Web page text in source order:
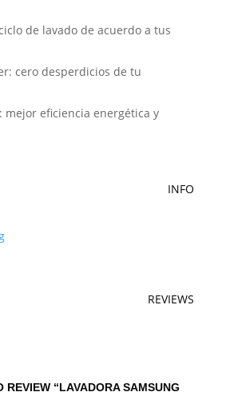
de lavado de acuerdo a tus
cero desperdicios de tu
mejor eficiencia energética y
INFO
REVIEWS
REVIEW “LAVADORA SAMSUNG